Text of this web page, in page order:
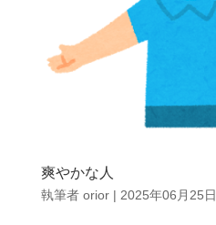
爽やかな人
執筆者 orior| 2025年06月25日